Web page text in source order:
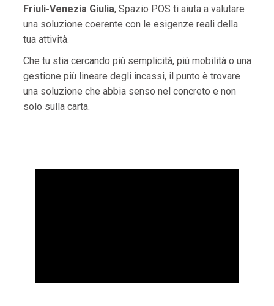
Friuli-Venezia Giulia, Spazio POS ti aiuta a valutare
una soluzione coerente con le esigenze reali della
tua attività.
Che tu stia cercando più semplicità, più mobilità o una
gestione più lineare degli incassi, il punto è trovare
una soluzione che abbia senso nel concreto e non
solo sulla carta.